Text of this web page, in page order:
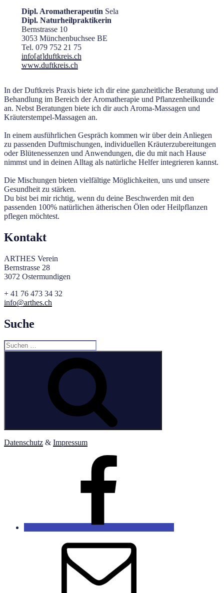
Dipl. Aromatherapeutin Sela
Dipl. Naturheilpraktikerin
Bernstrasse 10
3053 Münchenbuchsee BE
Tel. 079 752 21 75
info[at]duftkreis.ch
www.duftkreis.ch
In der Duftkreis Praxis biete ich dir eine ganzheitliche Beratung und
Behandlung im Bereich der Aromatherapie und Pflanzenheilkunde
an. Nebst Beratungen biete ich dir auch Aroma-Massagen und
Kräuterstempel-Massagen an.
In einem ausführlichen Gespräch kommen wir über dein Anliegen
zu passenden Duftmischungen, individuellen Kräuterzubereitungen
oder Blütenessenzen und Anwendungen, die du mit nach Hause
nimmst und in deinen Alltag als natürliche Helfer integrieren kannst.
Die Mischungen bieten vielfältige Möglichkeiten, uns und unsere
Gesundheit zu stärken.
Du bist bei mir richtig, wenn du deine Beschwerden mit den
passenden 100% natürlichen ätherischen Ölen oder Heilpflanzen
pflegen möchtest.
Kontakt
ARTHES Verein
Bernstrasse 28
3072 Ostermundigen
+ 41 76 473 34 32
info@arthes.ch
Suche
Suchen
nach:
Datenschutz & Impressum